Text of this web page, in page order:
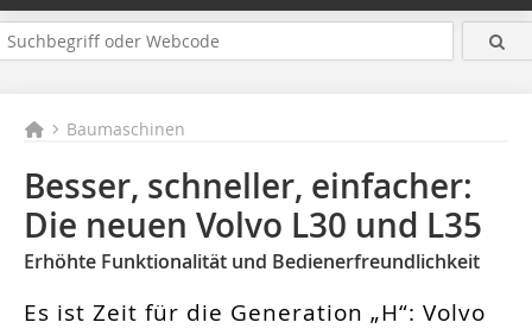
Baumaschinen
Besser, schneller, einfacher:
Die neuen Volvo L30 und L35
Erhöhte Funktionalität und Bedienerfreundlichkeit
Es ist Zeit für die Generation „H“: Volvo